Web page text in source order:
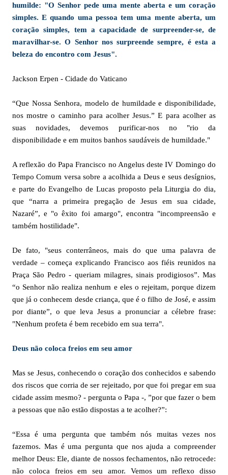
humilde: "O Senhor pede uma mente aberta e um coração
simples. E quando uma pessoa tem uma mente aberta, um
coração simples, tem a capacidade de surpreender-se, de
maravilhar-se. O Senhor nos surpreende sempre, é esta a
beleza do encontro com Jesus".
Jackson Erpen - Cidade do Vaticano
“Que Nossa Senhora, modelo de humildade e disponibilidade,
nos mostre o caminho para acolher Jesus.” E para acolher as
suas novidades, devemos purificar-nos no "rio da
disponibilidade e em muitos banhos saudáveis de humildade."
A reflexão do Papa Francisco no Angelus deste IV Domingo do
Tempo Comum versa sobre a acolhida a Deus e seus desígnios,
e parte do Evangelho de Lucas proposto pela Liturgia do dia,
que “narra a primeira pregação de Jesus em sua cidade,
Nazaré”, e "o êxito foi amargo", encontra "incompreensão e
também hostilidade".
De fato, "seus conterrâneos, mais do que uma palavra de
verdade – começa explicando Francisco aos fiéis reunidos na
Praça São Pedro - queriam milagres, sinais prodigiosos”. Mas
“o Senhor não realiza nenhum e eles o rejeitam, porque dizem
que já o conhecem desde criança, que é o filho de José, e assim
por diante”, o que leva Jesus a pronunciar a célebre frase:
"Nenhum profeta é bem recebido em sua terra".
Deus não coloca freios em seu amor
Mas se Jesus, conhecendo o coração dos conhecidos e sabendo
dos riscos que corria de ser rejeitado, por que foi pregar em sua
cidade assim mesmo? - pergunta o Papa -, ”por que fazer o bem
a pessoas que não estão dispostas a te acolher?”:
“Essa é uma pergunta que também nós muitas vezes nos
fazemos. Mas é uma pergunta que nos ajuda a compreender
melhor Deus: Ele, diante de nossos fechamentos, não retrocede:
não coloca freios em seu amor. Vemos um reflexo disso